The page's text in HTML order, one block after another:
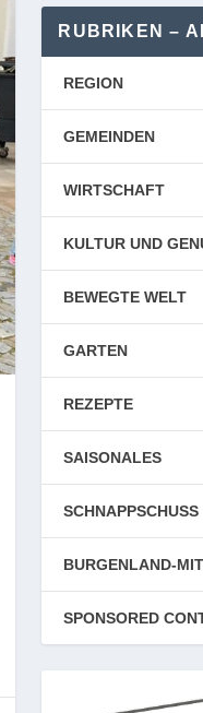
RUBRIKEN –
REGION
GEMEINDEN
WIRTSCHAFT
KULTUR UND
BEWEGTE WELT
GARTEN
REZEPTE
SAISONALES
SCHNAPPSCHUSS
BURGENLAND-
SPONSORED